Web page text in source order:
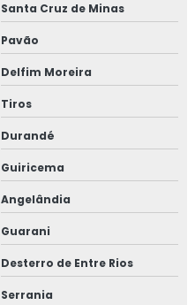
Santa Cruz de Minas
Pavão
Delfim Moreira
Tiros
Durandé
Guiricema
Angelândia
Guarani
Desterro de Entre Rios
Serrania